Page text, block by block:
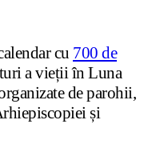
cu 700 de
a vieții în Luna
de parohii,
și